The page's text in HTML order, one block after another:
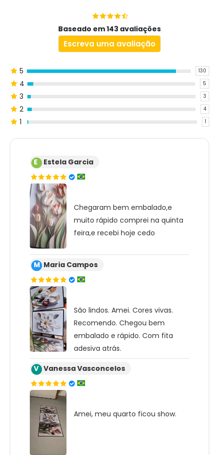
Baseado em 143 avaliações
Escreva uma avaliação
5 130
4 5
3 3
2 4
1 1
E Estela Garcia
Chegaram bem embalado,e
muito rápido comprei na quinta
feira,e recebi hoje cedo
M Maria Campos
São lindos. Amei. Cores vivas.
Recomendo. Chegou bem
embalado e rápido. Com fita
adesiva atrás.
V Vanessa Vasconcelos
Amei, meu quarto ficou show.